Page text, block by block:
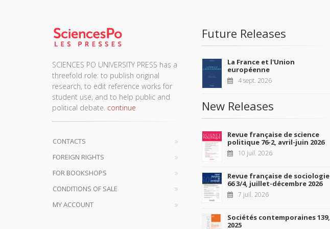
SCIENCES PO UNIVERSITY PRESS has a
threefold role: to publish original
research, to edit reference works for
student use, and to help public and
political debate. continue
CONTACTS
FOREIGN RIGHTS
FOR BOOKSHOPS
CONDITIONS OF SALE
MY ACCOUNT
Future Releases
La France et l'Union
européenne
4 sept. 2026
New Releases
Revue française de science
politique 76-2, avril-juin 2026
10 juil. 2026
Revue française de sociologie
66 3/4, juillet-décembre 2026
7 juil. 2026
Sociétés contemporaines 139,
2025